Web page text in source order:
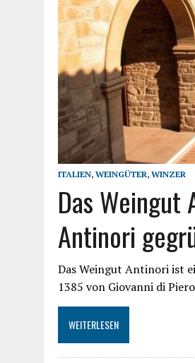
ITALIEN, WEINGÜTER, WINZER
Das Weingut
Antinori
Das Weingut Antinori ist
1385 von Giovanni di
WEITERLESEN